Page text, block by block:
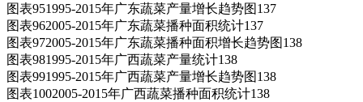
图表951995-2015年广东蔬菜产量增长趋势图137
图表962005-2015年广东蔬菜播种面积统计137
图表972005-2015年广东蔬菜播种面积增长趋势图138
图表981995-2015年广西蔬菜产量统计138
图表991995-2015年广西蔬菜产量增长趋势图138
图表1002005-2015年广西蔬菜播种面积统计138